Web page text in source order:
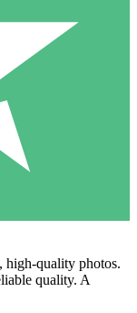
high‑quality photos.
quality. A